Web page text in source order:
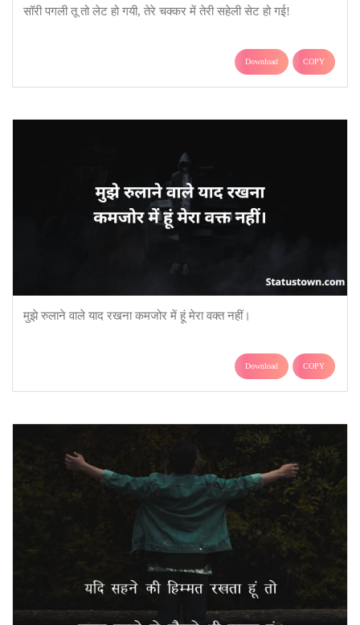
सॉरी पगली तू तो लेट हो गयी, तेरे चक्कर में तेरी सहेली सेट हो गई!
Download COPY
मुझे रुलाने वाले याद रखना कमजोर में हूं मेरा वक्त नहीं।
Download COPY